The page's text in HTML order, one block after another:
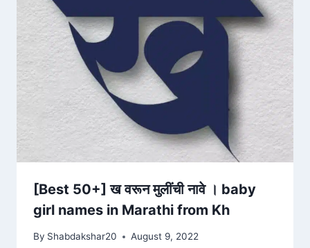
[Best 50+] ख वरून मुलींची नावे । baby
girl names in Marathi from Kh
By Shabdakshar20 August 9, 2022